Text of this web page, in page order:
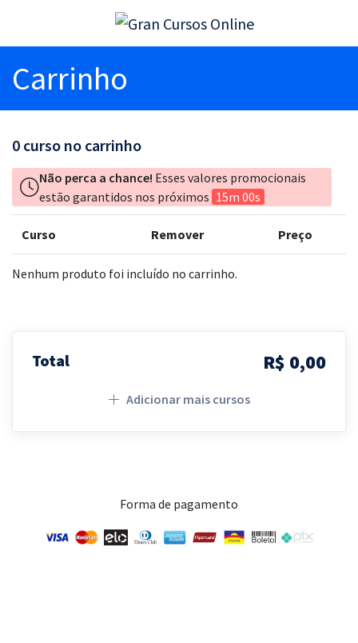
Carrinho
0 curso no carrinho
Não perca a chance! Esses valores promocionais
estão garantidos nos próximos 15m 00s
Curso Remover Preço
Nenhum produto foi incluído no carrinho.
Total R$ 0,00
Adicionar mais cursos
Forma de pagamento